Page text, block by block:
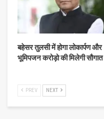
बहेसर तुलसी में होगा लोकार्पण और
भूमिपजन करोड़ो की मिलेगी सौगात
PREV NEXT